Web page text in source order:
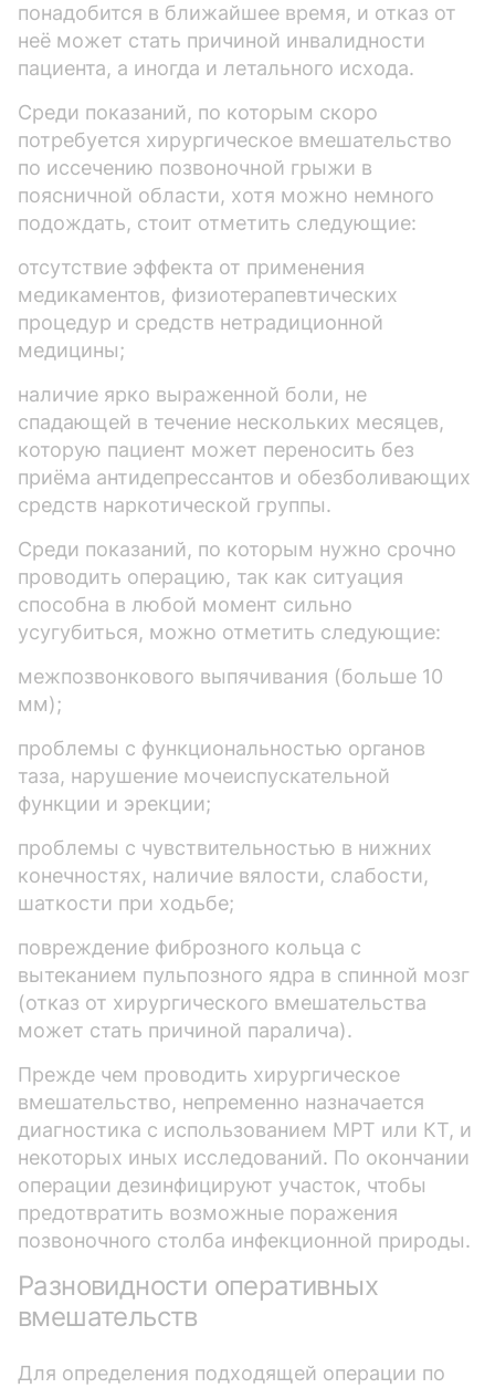
понадобится в ближайшее время, и отказ от
неё может стать причиной инвалидности
пациента, а иногда и летального исхода.
Среди показаний, по которым скоро
потребуется хирургическое вмешательство
по иссечению позвоночной грыжи в
поясничной области, хотя можно немного
подождать, стоит отметить следующие:
отсутствие эффекта от применения
медикаментов, физиотерапевтических
процедур и средств нетрадиционной
медицины;
наличие ярко выраженной боли, не
спадающей в течение нескольких месяцев,
которую пациент может переносить без
приёма антидепрессантов и обезболивающих
средств наркотической группы.
Среди показаний, по которым нужно срочно
проводить операцию, так как ситуация
способна в любой момент сильно
усугубиться, можно отметить следующие:
межпозвонкового выпячивания (больше 10
мм);
проблемы с функциональностью органов
таза, нарушение мочеиспускательной
функции и эрекции;
проблемы с чувствительностью в нижних
конечностях, наличие вялости, слабости,
шаткости при ходьбе;
повреждение фиброзного кольца с
вытеканием пульпозного ядра в спинной мозг
(отказ от хирургического вмешательства
может стать причиной паралича).
Прежде чем проводить хирургическое
вмешательство, непременно назначается
диагностика с использованием МРТ или КТ, и
некоторых иных исследований. По окончании
операции дезинфицируют участок, чтобы
предотвратить возможные поражения
позвоночного столба инфекционной природы.
Разновидности оперативных
вмешательств
Для определения подходящей операции по